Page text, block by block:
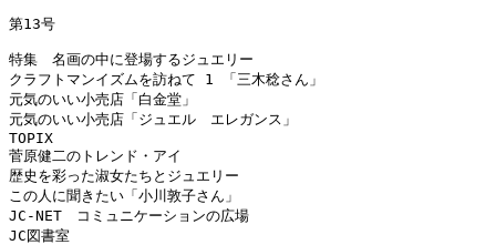
第13号
特集 名画の中に登場するジュエリー
クラフトマンイズムを訪ねて 1 「三木稔さん」
元気のいい小売店「白金堂」
元気のいい小売店「ジュエル エレガンス」
TOPIX
菅原健二のトレンド・アイ
歴史を彩った淑女たちとジュエリー
この人に聞きたい「小川敦子さん」
JC-NET コミュニケーションの広場
JC図書室